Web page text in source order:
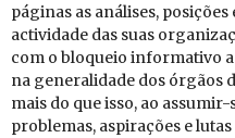
páginas as análises,
actividade das suas
com o bloqueio informativo
na generalidade dos órgãos
mais do que isso, ao
problemas, aspirações e